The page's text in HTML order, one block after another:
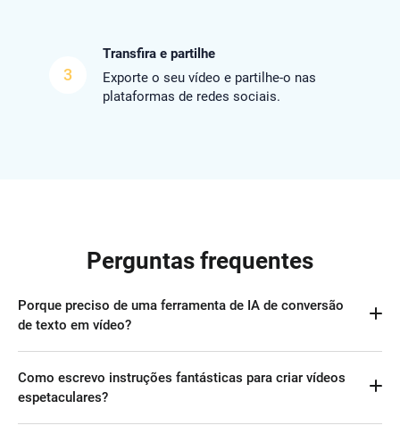
3
Transfira e partilhe
Exporte o seu vídeo e partilhe-o nas
plataformas de redes sociais.
Perguntas frequentes
Porque preciso de uma ferramenta de IA de conversão
de texto em vídeo?
exige muito esforço. Com uma ferramenta de conversão de
texto em vídeo assistida por IA, pode converter rapidamente
o seu texto num vídeo sem perder horas a editar o vídeo.
Como escrevo instruções fantásticas para criar vídeos
espetaculares?